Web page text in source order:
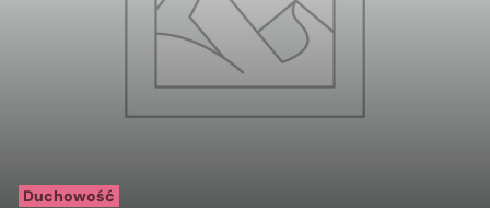
Duchowość